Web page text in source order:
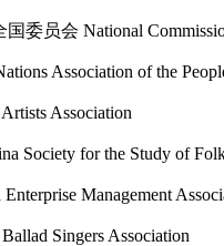
委员会 National
Association of the
Association
Society for the Study of
Management
Singers Association